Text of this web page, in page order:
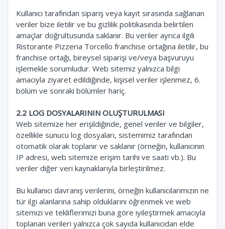
Kullanıcı tarafından sipariş veya kayıt sırasında sağlanan
veriler bize iletilir ve bu gizlilik politikasında belirtilen
amaçlar doğrultusunda saklanır. Bu veriler ayrıca ilgili
Ristorante Pizzeria Torcello franchise ortağına iletilir, bu
franchise ortağı, bireysel siparişi ve/veya başvuruyu
işlemekle sorumludur. Web sitemiz yalnızca bilgi
amacıyla ziyaret edildiğinde, kişisel veriler işlenmez, 6.
bölüm ve sonraki bölümler hariç.
2.2 LOG DOSYALARININ OLUŞTURULMASI
Web sitemize her erişildiğinde, genel veriler ve bilgiler,
özellikle sunucu log dosyaları, sistemimiz tarafından
otomatik olarak toplanır ve saklanır (örneğin, kullanıcının
IP adresi, web sitemize erişim tarihi ve saati vb.). Bu
veriler diğer veri kaynaklarıyla birleştirilmez.
Bu kullanıcı davranış verilerini, örneğin kullanıcılarımızın ne
tür ilgi alanlarına sahip olduklarını öğrenmek ve web
sitemizi ve tekliflerimizi buna göre iyileştirmek amacıyla
toplanan verileri yalnızca çok sayıda kullanıcıdan elde